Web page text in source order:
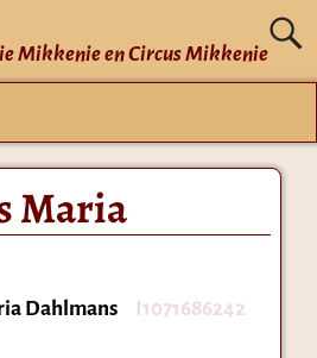
Mikkenie en Circus Mikkenie
Maria
Dahlmans I1071686242